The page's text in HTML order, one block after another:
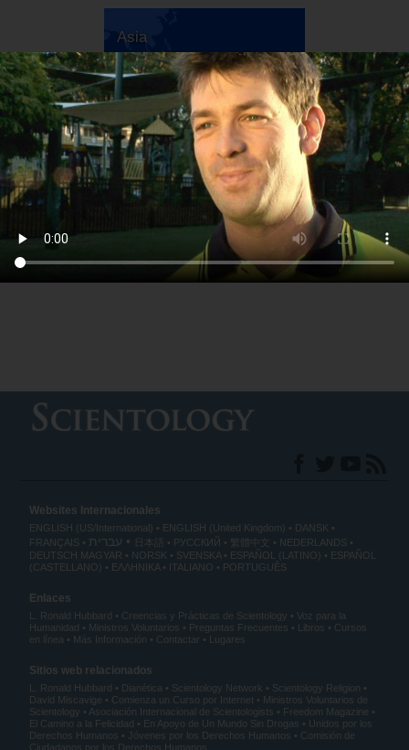
Asia
Australia
Europa
Norteamérica
Websites Internacionales
ENGLISH (US/International) ENGLISH (United Kingdom)
DANSK
FRANÇAIS
עברית 日本語 РУССКИЙ 繁體中文
NEDERLANDS
DEUTSCH MAGYAR NORSK SVENSKA ESPAÑOL (LATINO)
ESPAÑOL
(CASTELLANO)
ΕΛΛΗΝΙΚA ITALIANO PORTUGUÊS
Enlaces
L. Ronald Hubbard Creencias y Prácticas de Scientology
Voz para la
Humanidad
Ministros Voluntarios Preguntas Frecuentes Libros
Cursos
en línea
Más Información Contactar Lugares
Sitios web relacionados
L. Ronald Hubbard Dianética Scientology Network
Scientology Religion
David Miscavige
Comienza un Curso por Internet
Ministros Voluntarios de
Scientology
Asociación Internacional de Scientologists
Freedom Magazine
El Camino a la Felicidad
En Apoyo de Un Mundo Sin Drogas
Unidos por los
Derechos Humanos
Jóvenes por los Derechos Humanos
Comisión de
Ciudadanos por los Derechos Humanos